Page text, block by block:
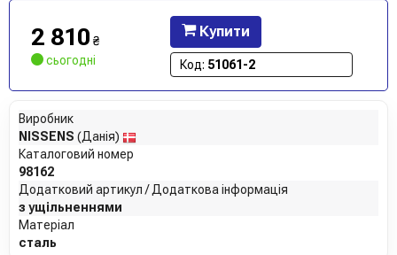
2 810 ₴
сьогодні
Купити
Код: 51061-2
Виробник
NISSENS (Данія)
Каталоговий номер
98162
Додатковий артикул / Додаткова інформація
з ущільненнями
Матеріал
сталь